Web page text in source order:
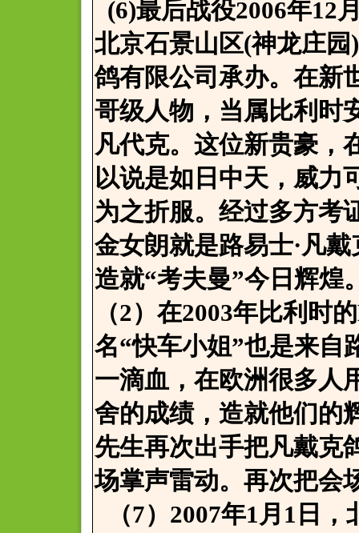
(6)最后战役2006年12
北京石景山区(神龙庄
鸽有限公司承办。在新
哥级人物，当属比利时
凡代克。这位新贵豪，
以说是如日中天，威力
为之折服。经过多方考
金女朗就是路易士·凡
造就“考夫曼”今日辉煌
（2）在2003年比利时
名“快车小姐”也是来自
一滴血，在欧洲很多人
舍的成绩，造就他们的
先生再次出手把凡戴克
场掌声雷动。再次把会
（7）2007年1月1日